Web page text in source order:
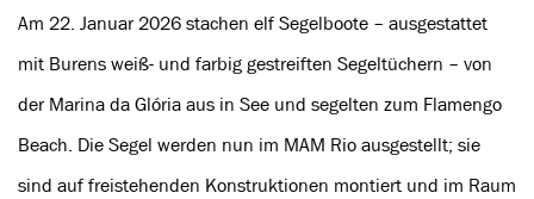
Am 22. Januar 2026 stachen elf Segelboote – ausgestattet
mit Burens weiß- und farbig gestreiften Segeltüchern – von
der Marina da Glória aus in See und segelten zum Flamengo
Beach. Die Segel werden nun im MAM Rio ausgestellt; sie
sind auf freistehenden Konstruktionen montiert und im Raum